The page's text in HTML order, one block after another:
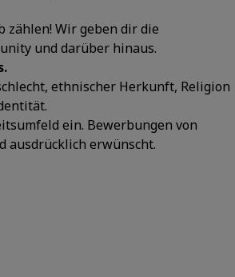
zählen! Wir geben dir die
und darüber hinaus.
ethnischer Herkunft, Religion
ein. Bewerbungen von
ausdrücklich erwünscht.